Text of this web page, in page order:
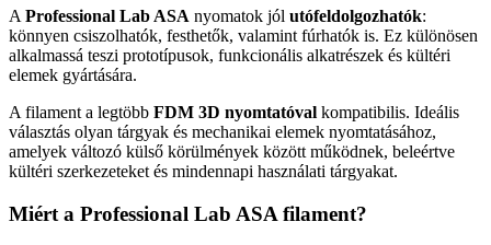
A Professional Lab ASA nyomatok jól utófeldolgozhatók:
könnyen csiszolhatók, festhetők, valamint fúrhatók is. Ez különösen
alkalmassá teszi prototípusok, funkcionális alkatrészek és kültéri
elemek gyártására.
A filament a legtöbb FDM 3D nyomtatóval kompatibilis. Ideális
választás olyan tárgyak és mechanikai elemek nyomtatásához,
amelyek változó külső körülmények között működnek, beleértve
kültéri szerkezeteket és mindennapi használati tárgyakat.
Miért a Professional Lab ASA filament?